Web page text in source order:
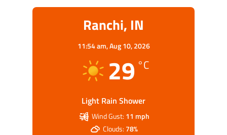
Ranchi, IN
11:54 am,Aug 10, 2026
29 °C
Light Rain Shower
Wind Gust: 11 mph
Clouds:78%